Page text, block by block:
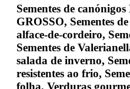
Sementes de
GROSSO, Sementes
alface-de-cordeiro,
Sementes de
salada de inverno,
resistentes ao frio,
folha, Verduras